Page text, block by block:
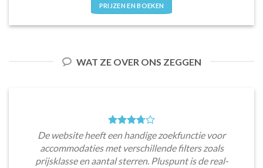
PRIJZEN EN BOEKEN
WAT ZE OVER ONS ZEGGEN
De website heeft een handige zoekfunctie voor
accommodaties met verschillende filters zoals
prijsklasse en aantal sterren. Pluspunt is de real-